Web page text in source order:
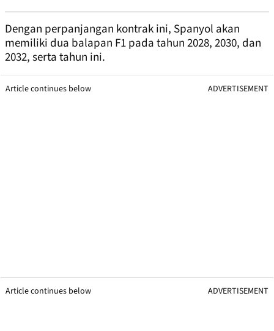
Dengan perpanjangan kontrak ini, Spanyol akan
memiliki dua balapan F1 pada tahun 2028, 2030, dan
2032, serta tahun ini.
Article continues below ADVERTISEMENT
Article continues below ADVERTISEMENT